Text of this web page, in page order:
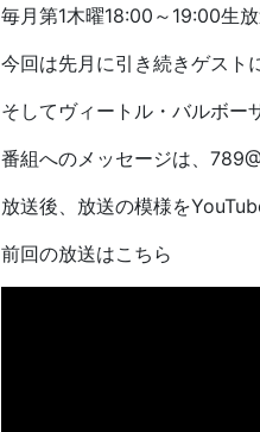
毎月第1木曜18:00～19:00生
今回は先月に引き続きゲスト
そしてヴィートル・バルボー
番組へのメッセージは、
放送後、放送の模様を
前回の放送はこちら